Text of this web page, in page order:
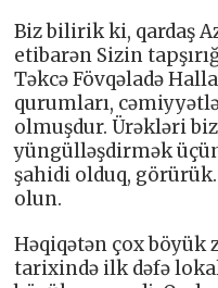
Biz bilirik ki, qardaş
etibarən Sizin
Təkcə Fövqəladə
qurumları,
olmuşdur. Ürəkləri
yüngülləşdirmək
şahidi olduq,
olun.
Həqiqətən çox böyük
tarixində ilk dəfə